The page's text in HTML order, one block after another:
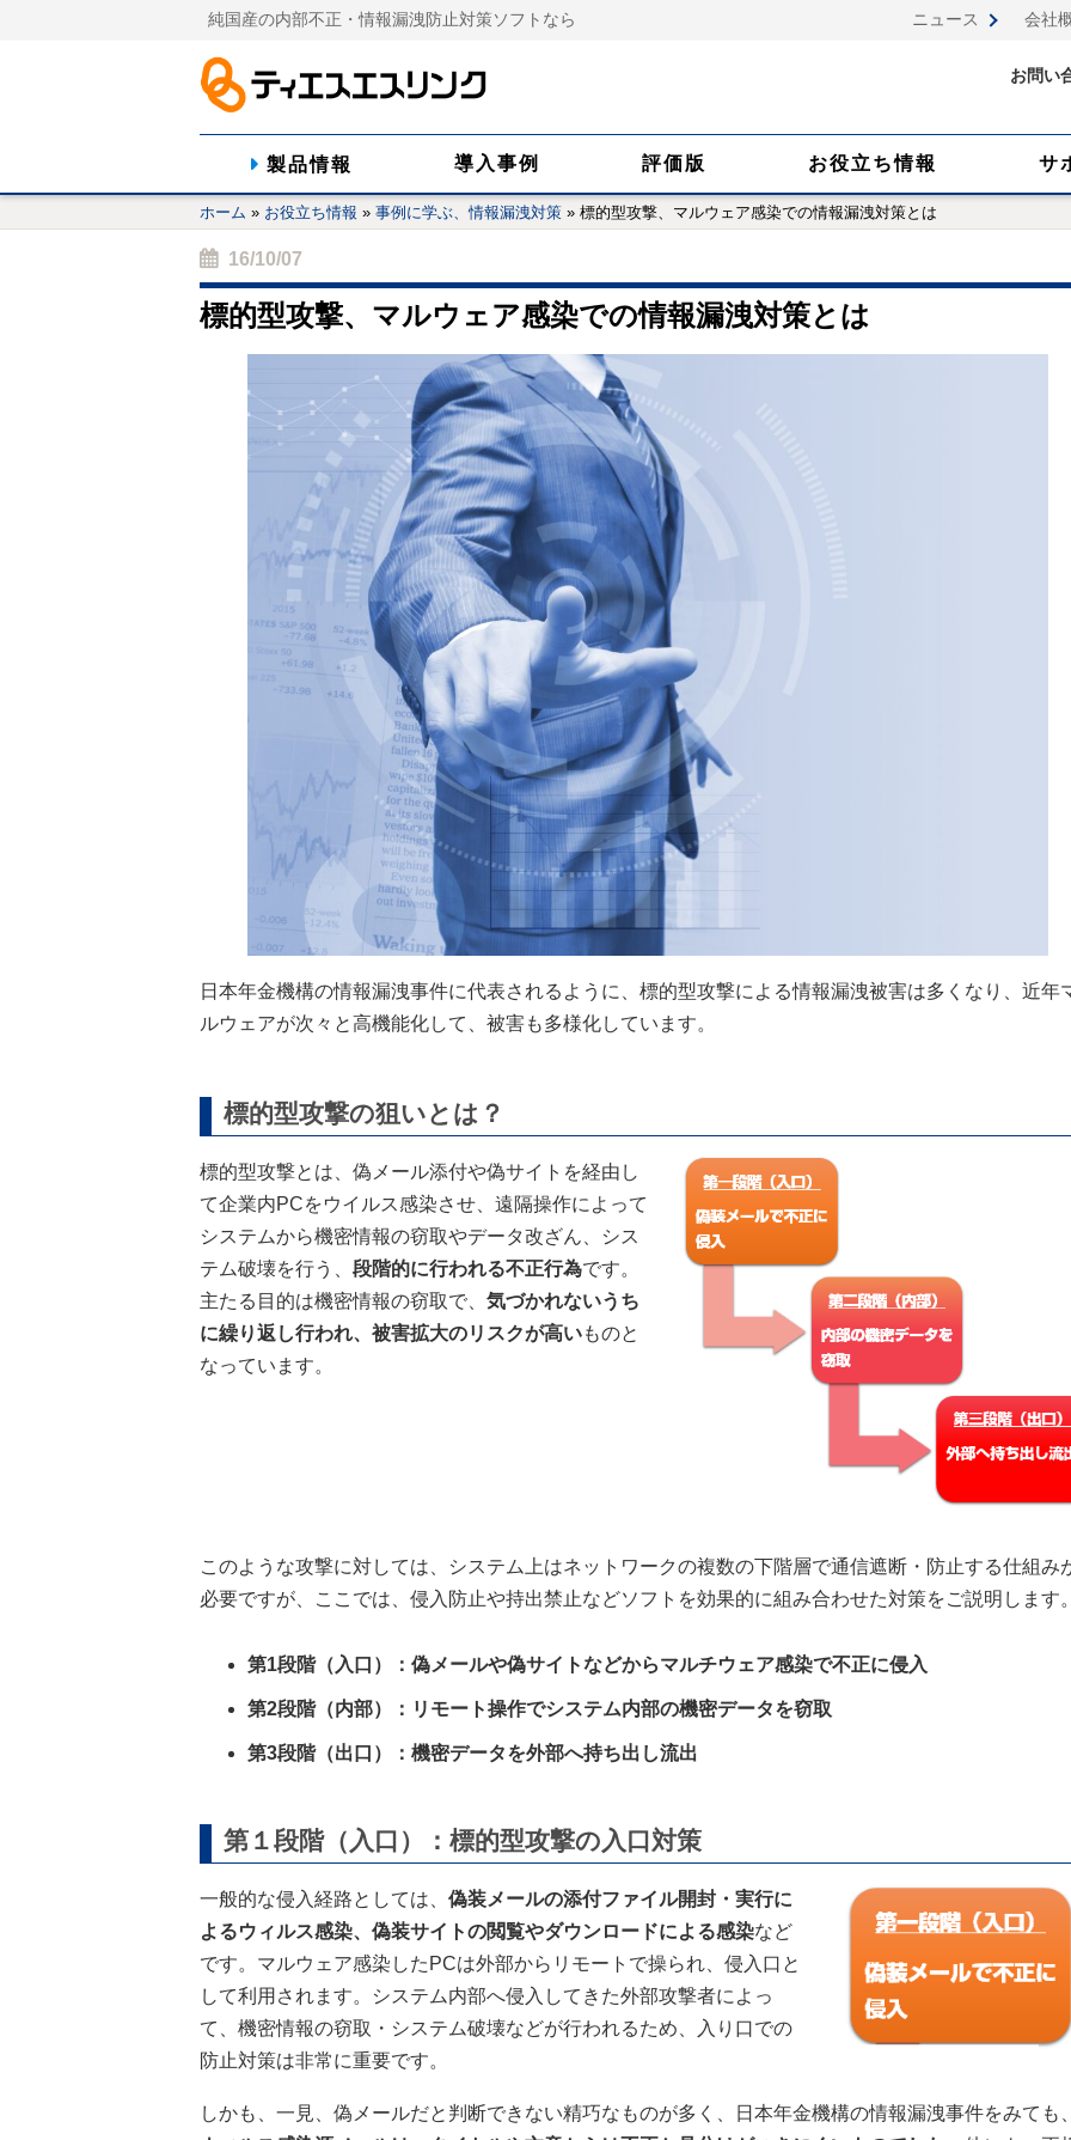
純国産の内部不正・情報漏洩防止対策ソフトなら ニュース 会社
お問い
製品情報 導入事例 評価版 お役立ち情報 サ
ホーム » お役立ち情報 » 事例に学ぶ、情報漏洩対策 » 標的型攻撃、マルウェア感染での情報漏洩対策とは
16/10/07
標的型攻撃、マルウェア感染での情報漏洩対策とは
日本年金機構の情報漏洩事件に代表されるように、標的型攻撃による情報漏洩被害は多くなり、近年
ルウェアが次々と高機能化して、被害も多様化しています。
標的型攻撃の狙いとは？
標的型攻撃とは、偽メール添付や偽サイトを経由し
て企業内PCをウイルス感染させ、遠隔操作によって
システムから機密情報の窃取やデータ改ざん、シス
テム破壊を行う、 段階的に行われる不正行為です。
主たる目的は機密情報の窃取で、 気づかれないうち
に繰り返し行われ、被害拡大のリスクが高いものと
なっています。
このような攻撃に対しては、システム上はネットワークの複数の下階層で通信遮断・防止する仕組み
必要ですが、ここでは、侵入防止や持出禁止などソフトを効果的に組み合わせた対策をご説明します
第1段階（入口）：偽メールや偽サイトなどからマルチウェア感染で不正に侵入
第2段階（内部）：リモート操作でシステム内部の機密データを窃取
第3段階（出口）：機密データを外部へ持ち出し流出
第１段階（入口）：標的型攻撃の入口対策
一般的な侵入経路としては、 偽装メールの添付ファイル開封・実行に
よるウィルス感染、偽装サイトの閲覧やダウンロードによる感染など
です。マルウェア感染したPCは外部からリモートで操られ、侵入口と
して利用されます。システム内部へ侵入してきた外部攻撃者によっ
て、機密情報の窃取・システム破壊などが行われるため、入り口での
防止対策は非常に重要です。
しかも、一見、偽メールだと判断できない精巧なものが多く、日本年金機構の情報漏洩事件をみても